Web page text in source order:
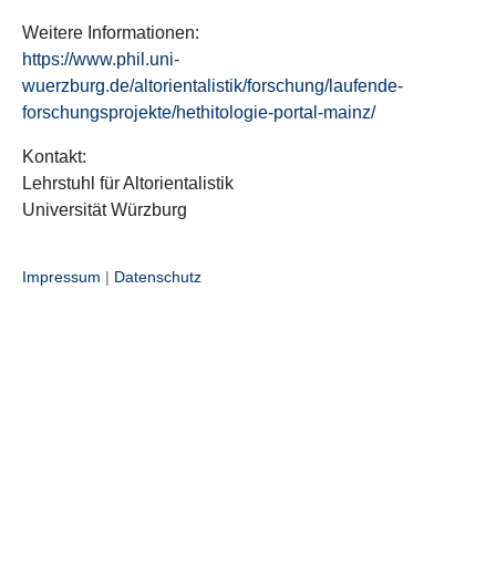
Weitere Informationen:
https://www.phil.uni-
wuerzburg.de/altorientalistik/forschung/laufende-
forschungsprojekte/hethitologie-portal-mainz/
Kontakt:
Lehrstuhl für Altorientalistik
Universität Würzburg
Impressum | Datenschutz